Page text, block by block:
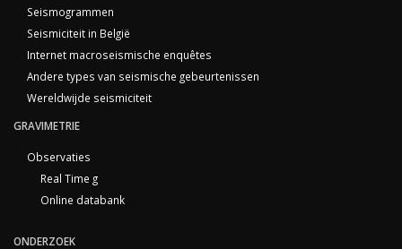
Seismogrammen
Seismiciteit in België
Internet macroseismische enquêtes
Andere types van seismische gebeurtenissen
Wereldwijde seismiciteit
GRAVIMETRIE
Observaties
Real Time g
Online databank
ONDERZOEK